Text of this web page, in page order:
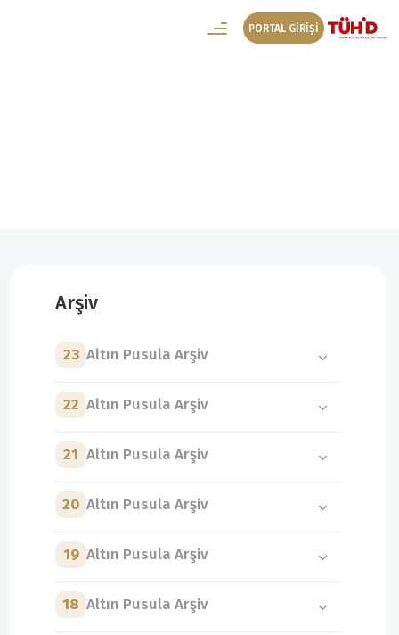
PORTAL GİRİŞİ
Arşiv
23 Altın Pusula Arşiv
22 Altın Pusula Arşiv
21 Altın Pusula Arşiv
20 Altın Pusula Arşiv
19 Altın Pusula Arşiv
18 Altın Pusula Arşiv